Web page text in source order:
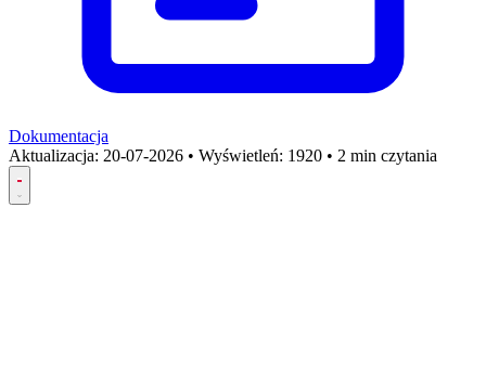
Dokumentacja
Aktualizacja: 20-07-2026 • Wyświetleń: 1920 • 2 min czytania